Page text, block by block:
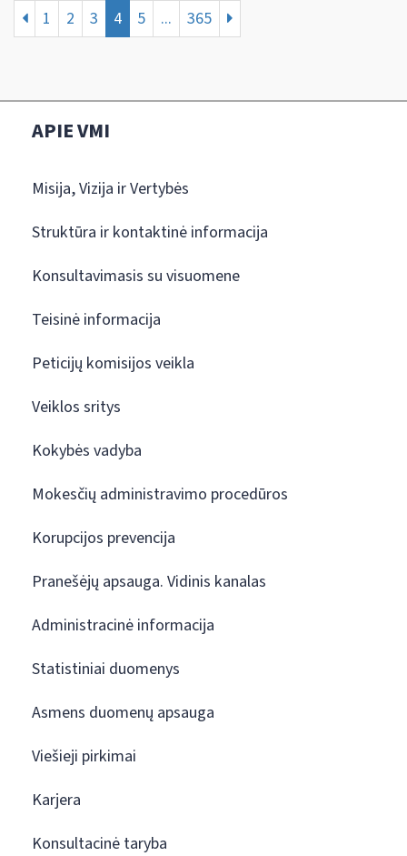
1 2 3 4 5 ... 365
APIE VMI
Misija, Vizija ir Vertybės
Struktūra ir kontaktinė informacija
Konsultavimasis su visuomene
Teisinė informacija
Peticijų komisijos veikla
Veiklos sritys
Kokybės vadyba
Mokesčių administravimo procedūros
Korupcijos prevencija
Pranešėjų apsauga. Vidinis kanalas
Administracinė informacija
Statistiniai duomenys
Asmens duomenų apsauga
Viešieji pirkimai
Karjera
Konsultacinė taryba